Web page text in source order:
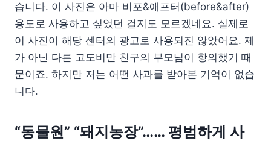
습니다. 이 사진은 아마 비포&애프터(before&after)
용도로 사용하고 싶었던 걸지도 모르겠네요. 실제로
이 사진이 해당 센터의 광고로 사용되진 않았어요. 제
가 아닌 다른 고도비만 친구의 부모님이 항의했기 때
문이죠. 하지만 저는 어떤 사과를 받아본 기억이 없습
니다.
“동물원” “돼지농장”…… 평범하게 사